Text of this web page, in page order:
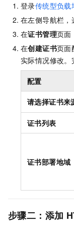
登录传统型负载
在左侧导航栏，
在证书管理页面
在创建证书页面
实际情况修改。
配置
请选择证书来
证书列表
证书部署地域
步骤二：添加